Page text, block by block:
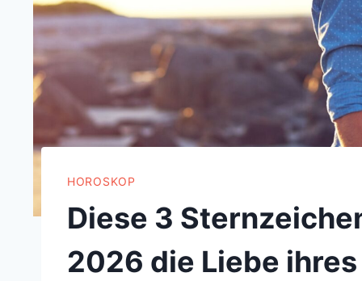
HOROSKOP
Diese 3
2026 die Liebe